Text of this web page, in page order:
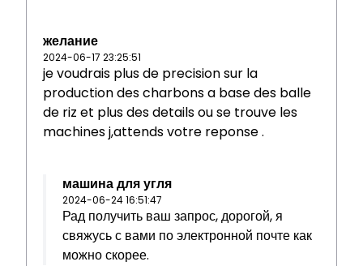
желание
2024-06-17 23:25:51
je voudrais plus de precision sur la
production des charbons a base des balle
de riz et plus des details ou se trouve les
machines j,attends votre reponse .
машина для угля
2024-06-24 16:51:47
Рад получить ваш запрос, дорогой, я
свяжусь с вами по электронной почте как
можно скорее.